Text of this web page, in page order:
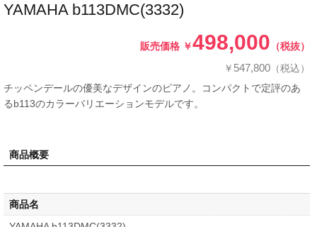
YAMAHA b113DMC(3332)
販売価格 ￥498,000 （税抜）
￥ 547,800 （税込）
チッペンデールの優美なデザインのピアノ。コンパクトで定評のあ
るb113のカラーバリエーションモデルです。
商品概要
商品名